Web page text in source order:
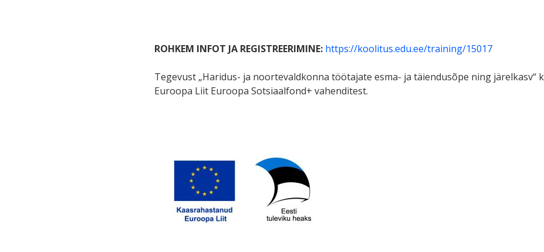
ROHKEM INFOT JA REGISTREERIMINE: https://koolitus.edu.ee/training/15017
Tegevust „Haridus- ja noortevaldkonna töötajate esma- ja täiendusõpe ning järelkasv“
Euroopa Liit Euroopa Sotsiaalfond+ vahenditest.